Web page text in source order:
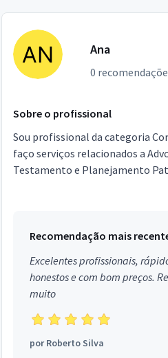
Ana
0
Sobre o profissional
Sou profissional da categoria
faço serviços relacionados a
Testamento e Planejamento
Recomendação mais
Excelentes profissionais,
honestos e com bom preços.
muito
porRoberto Silva